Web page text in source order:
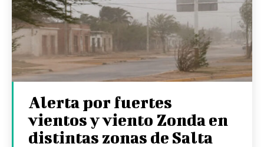
Alerta por fuertes
vientos y viento Zonda en
distintas zonas de Salta